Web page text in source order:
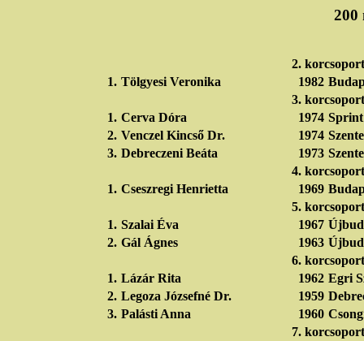
200
2.
1. Tölgyesi Veronika 1982
3.
1. Cerva Dóra 1974
2. Venczel Kincső Dr. 1974
3. Debreczeni Beáta 1973
4.
1. Cseszregi Henrietta 1969
5.
1. Szalai Éva 1967
2. Gál Ágnes 1963
6.
1. Lázár Rita 1962 Egri
2. Legoza Józsefné Dr. 1959
3. Palásti Anna 1960
7.